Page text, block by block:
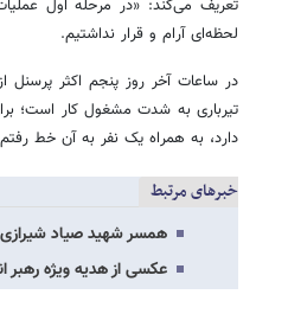
لحظه‌ای آرام و قرار نداشتیم.
در ساعات آخر روز پنجم اکثر
تیرباری به شدت مشغول کار است؛
دارد، به همراه یک نفر به آن خط
خبرهای مرتبط
همسر شهید صیاد
عکسی از هدیه ویژه رهبر